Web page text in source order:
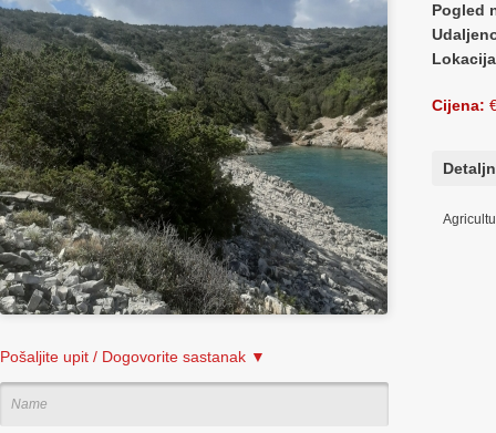
Pošaljite upit / Dogovorite sastanak ▼
Pogled
Cijena: